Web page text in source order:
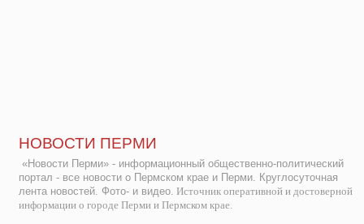
НОВОСТИ ПЕРМИ
«Новости Перми» - информационный общественно-политический
портал - все новости о Пермском крае и Перми. Круглосуточная
лента новостей. Фото- и видео. Источник оперативной и достоверной
информации о городе Перми и Пермском крае.